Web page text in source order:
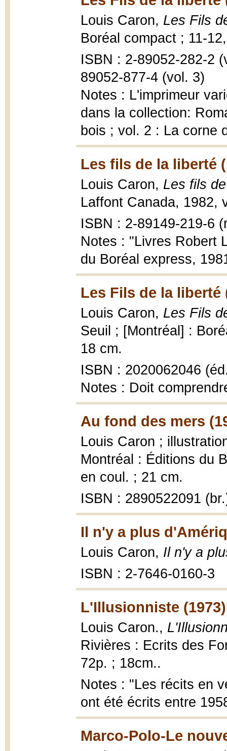
Louis Caron, Les Fils
Boréal compact ; 11-
ISBN : 2-89052-282-2
89052-877-4 (vol. 3)
Notes : L'imprimeur
dans la collection:
bois ; vol. 2 : La corne
Les fils de la liberté
Louis Caron, Les fils
Laffont Canada, 1982,
ISBN : 2-89149-219-6
Notes : "Livres Robert
du Boréal express,
Les Fils de la liberté
Louis Caron, Les Fils
Seuil ; [Montréal] :
18 cm.
ISBN : 2020062046
Notes : Doit
Au fond des mers
Louis Caron ;
Montréal : Éditions du
en coul. ; 21 cm.
ISBN : 2890522091
Il n'y a plus
Louis Caron, Il n'y a
ISBN : 2-7646-0160-3
L'Illusionniste (1973)
Louis Caron.,
Rivières : Ecrits des
72p. ; 18cm..
Notes : "Les récits en
ont été écrits entre
Marco-Polo-Le